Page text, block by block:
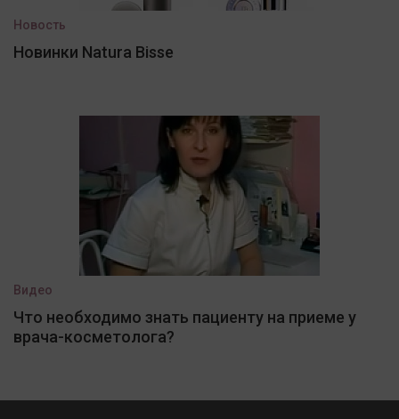
Новость
Новинки Natura Bisse
Видео
Что необходимо знать пациенту на приеме у
врача-косметолога?